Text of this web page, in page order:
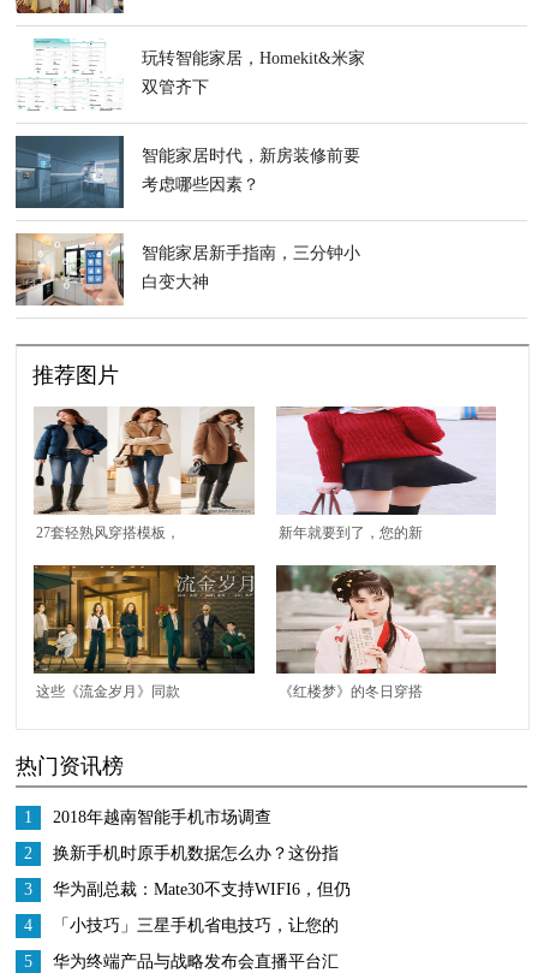
玩转智能家居，Homekit&米家
双管齐下
智能家居时代，新房装修前要
考虑哪些因素？
智能家居新手指南，三分钟小
白变大神
推荐图片
27套轻熟风穿搭模板，
基础款也能简约不单
调，冬末初春就这样穿
新年就要到了，您的新
年服饰准备好了吗？
这些《流金岁月》同款
了
《红楼梦》的冬日穿搭
热门资讯榜
1
2018年越南智能手机市场调查
2
换新手机时原手机数据怎么办？这份指
南收好
3
华为副总裁：Mate30不支持WIFI6，但仍
然是市面上WiFi最强的手机
4
「小技巧」三星手机省电技巧，让您的
续航更加持久
5 华为终端产品与战略发布会直播平台汇